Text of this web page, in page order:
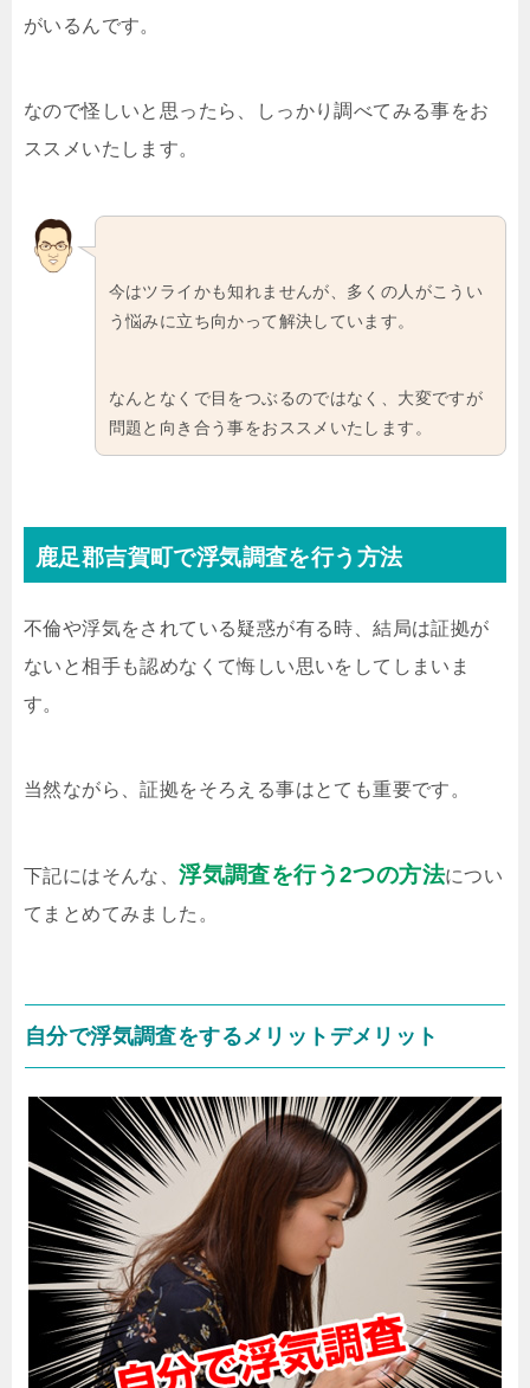
がいるんです。
なので怪しいと思ったら、しっかり調べてみる事をお
ススメいたします。
今はツライかも知れませんが、多くの人がこうい
う悩みに立ち向かって解決しています。
なんとなくで目をつぶるのではなく、大変ですが
問題と向き合う事をおススメいたします。
鹿足郡吉賀町で浮気調査を行う方法
不倫や浮気をされている疑惑が有る時、結局は証拠が
ないと相手も認めなくて悔しい思いをしてしまいま
す。
当然ながら、証拠をそろえる事はとても重要です。
下記にはそんな、浮気調査を行う2つの方法につい
てまとめてみました。
自分で浮気調査をするメリットデメリット